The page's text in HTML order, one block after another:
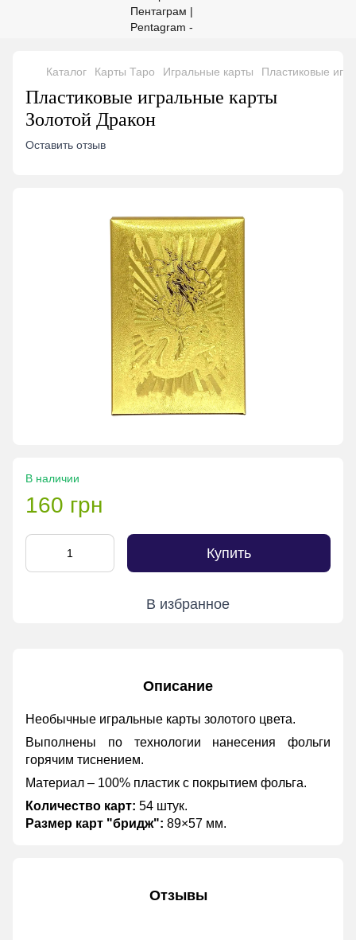
Каталог Карты Таро Игральные карты Пластиковые
Пластиковые игральные карты
Золотой Дракон
Оставить отзыв
В наличии
160 грн
Купить
В избранное
Описание
Необычные игральные карты золотого цвета.
Выполнены по технологии нанесения фольги
горячим тиснением.
Материал – 100% пластик с покрытием фольга.
Количество карт: 54 штук.
Размер карт "бридж": 89×57 мм.
Отзывы